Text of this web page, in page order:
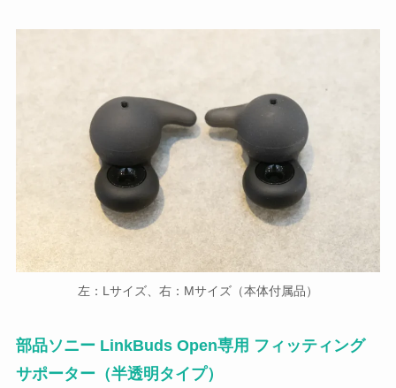
左：Lサイズ、右：Mサイズ（本体付属品）
部品ソニー LinkBuds Open専用 フィッティング
サポーター（半透明タイプ）